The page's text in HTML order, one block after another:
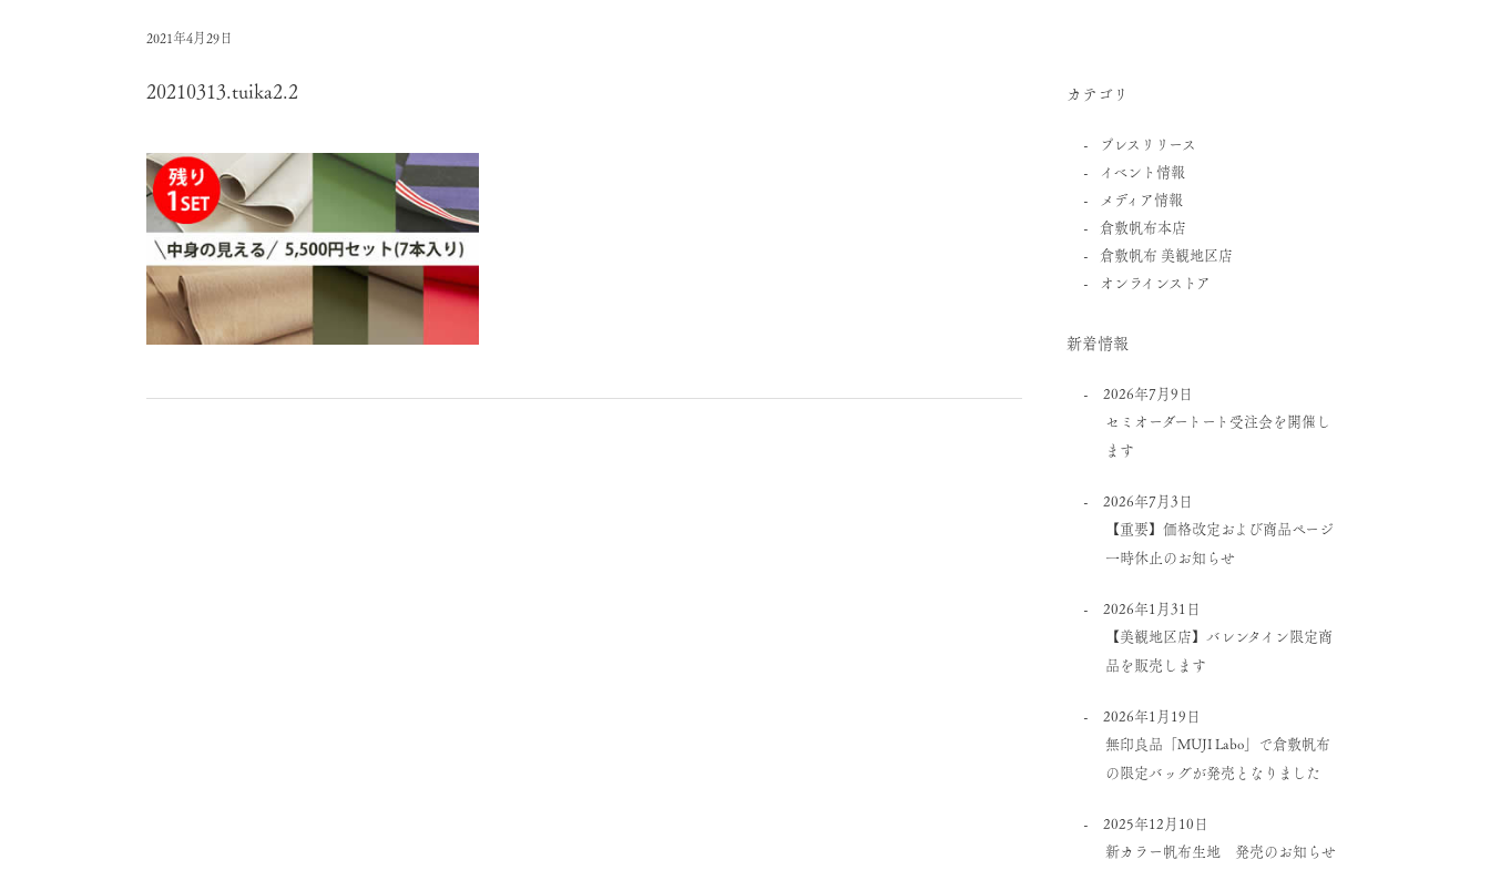
2021年4月29日
20210313.tuika2.2 カテゴリ
プレスリリース
イベント情報
メディア情報
倉敷帆布本店
倉敷帆布 美観地区店
オンラインストア
新着情報
2026年7月9日
セミオーダートート受注会を開催し
ます
2026年7月3日
【重要】価格改定および商品ページ
一時休止のお知らせ
2026年1月31日
【美観地区店】バレンタイン限定商
品を販売します
2026年1月19日
無印良品「MUJI Labo」で倉敷帆布
の限定バッグが発売となりました
2025年12月10日
新カラー帆布生地 発売のお知らせ